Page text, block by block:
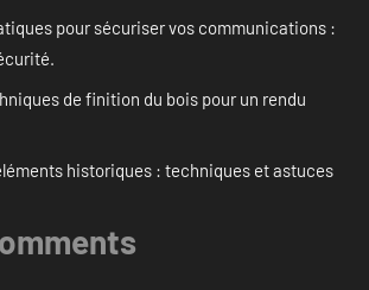
pour sécuriser vos communications :
de finition du bois pour un rendu
historiques : techniques et astuces